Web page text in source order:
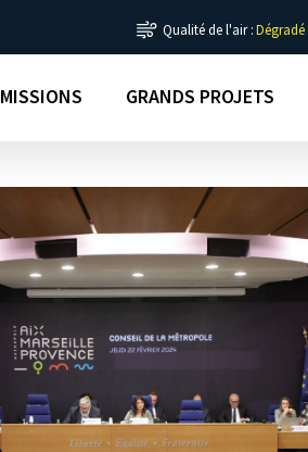
Qualité de l'air :Dégradé
MISSIONS GRANDS PROJETS